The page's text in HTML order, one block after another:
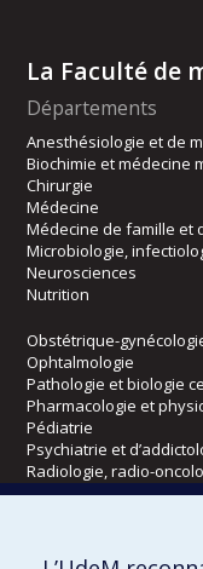
La Faculté de
Départements
Anesthésiologie et de
Biochimie et médecine
Chirurgie
Médecine
Médecine de famille et
Microbiologie,
Neurosciences
Nutrition
Obstétrique-
Ophtalmologie
Pathologie et biologie
Pharmacologie et
Pédiatrie
Psychiatrie et
Radiologie, radio-